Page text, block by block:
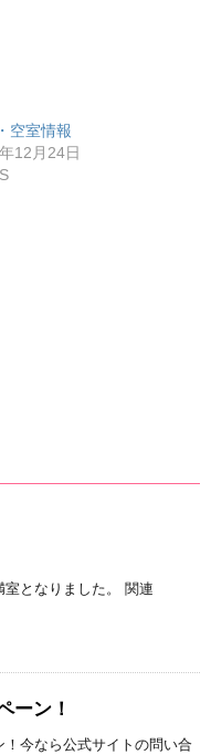
空室情報
12月24日
となりました。 関連
ーン！
今なら公式サイトの問い合